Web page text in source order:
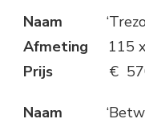
Naam
Afmeting 115
Prijs €
Naam